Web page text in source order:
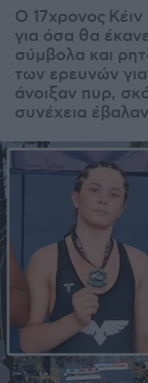
Ο 17χρονος
για όσα θα
σύμβολα και
των ερευνών
άνοιξαν πυρ,
συνέχεια